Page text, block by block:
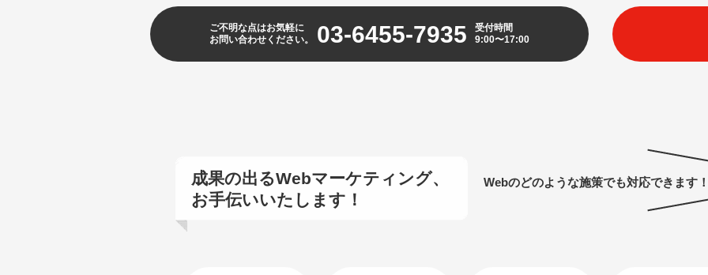
ご不明な点はお気軽に
お問い合わせください。
03-6455-7935
受付時間
9:00〜17:00
成果の出るWebマーケティング、
お手伝いいたします！
Webのどのような施策でも対応できます